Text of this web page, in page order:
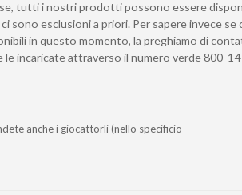
tutti i nostri prodotti possono essere
sono esclusioni a priori. Per sapere invece se
in questo momento, la preghiamo di
incaricate attraverso il numero verde 800-
anche i giocattorli (nello specificio